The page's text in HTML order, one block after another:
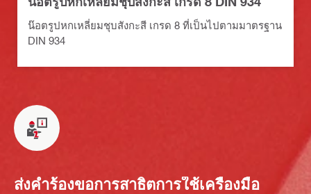
น๊อตรูปหกเหลี่ยมชุบสังกะสี เกรด 8 ที่เป็นไปตามมาตรฐาน
DIN 934
ส่งคำร้องขอการสาธิตการใช้เครื่องมือ